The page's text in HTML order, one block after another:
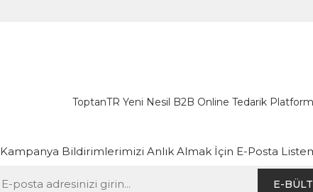
ToptanTR Yeni Nesil B2B Online Tedarik
Kampanya Bildirimlerimizi Anlık Almak İçin E-Posta
E-